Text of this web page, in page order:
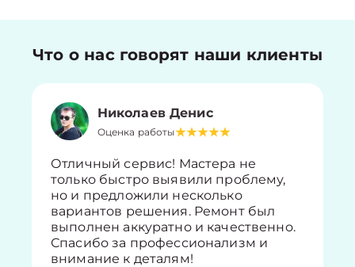
Что о нас говорят наши клиенты
Николаев Денис
Оценка работы
Отличный сервис! Мастера не
только быстро выявили проблему,
но и предложили несколько
вариантов решения. Ремонт был
выполнен аккуратно и качественно.
Спасибо за профессионализм и
внимание к деталям!